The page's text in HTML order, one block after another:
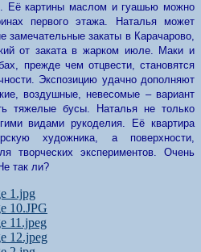
Её картины маслом и гуашью можно
первого этажа. Наталья может
замечательные закаты в Карачарово,
от заката в жарком июле. Маки и
прежде чем отцвести, становятся
Экспозицию удачно дополняют
воздушные, невесомые – вариант
тяжелые бусы. Наталья не только
видами рукоделия. Её квартира
художника, а поверхности,
экспериментов. Очень
так ли?